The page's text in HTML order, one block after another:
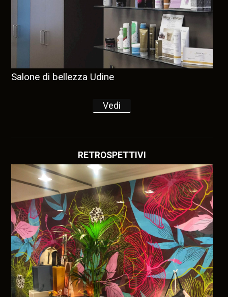
Salone di bellezza Udine
Vedi
RETROSPETTIVI